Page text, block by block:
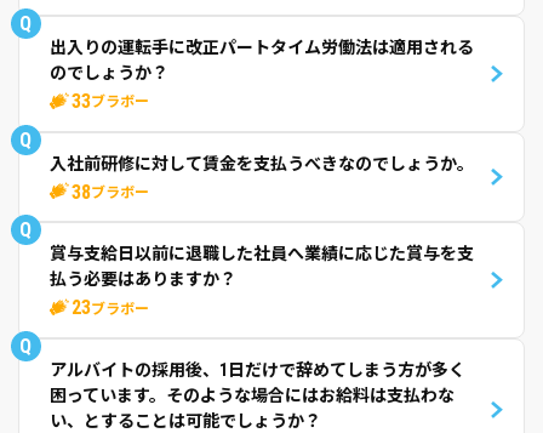
Q
出入りの運転手に改正パートタイム労働法は適用される
のでしょうか？
33ブラボー
Q
入社前研修に対して賃金を支払うべきなのでしょうか。
38ブラボー
Q
賞与支給日以前に退職した社員へ業績に応じた賞与を支
払う必要はありますか？
23ブラボー
Q
アルバイトの採用後、1日だけで辞めてしまう方が多く
困っています。そのような場合にはお給料は支払わな
い、とすることは可能でしょうか？